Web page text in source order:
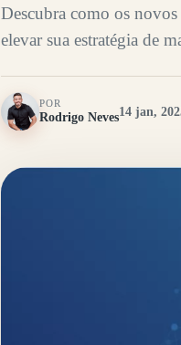
Descubra como os
elevar sua estratégia de
POR
Rodrigo Neves14 jan,